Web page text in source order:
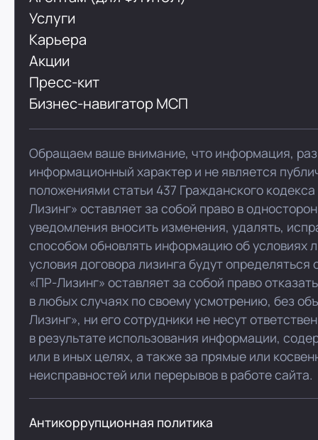
Услуги
Карьера
Акции
Пресс-кит
Бизнес-навигатор МСП
Обращаем ваше внимание, что информация,
информационный характер и не является
положениями статьи 437 Гражданского
Лизинг» оставляет за собой право в
уведомления вносить изменения, удалять,
способом обновлять информацию об условиях
условия договора лизинга будут
«ПР-Лизинг» оставляет за собой право
в любых случаях по своему усмотрению, без
Лизинг», ни его сотрудники не несут
в результате использования информации,
или в иных целях, а также за прямые или
неисправностей или перерывов в работе сайта.
Антикоррупционная политика